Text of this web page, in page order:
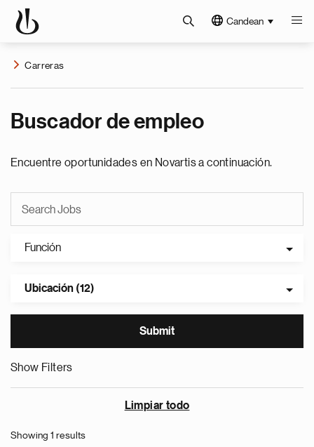
Candean
Carreras
Buscador de empleo
Encuentre oportunidades en Novartis a continuación.
Función
Ubicación (12)
Show Filters
Limpiar todo
Showing 1 results